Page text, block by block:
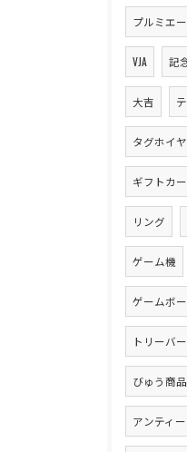
プルミエ
VJA 記
大吉
タグホイ
ギフトカ
リング
ゲーム機
ゲームボ
トリーバ
びゅう商
アンティ